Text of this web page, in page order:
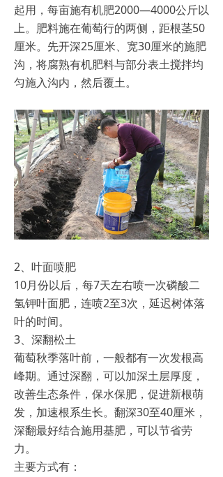
起用，每亩施有机肥2000—4000公斤以
上。肥料施在葡萄行的两侧，距根茎50
厘米。先开深25厘米、宽30厘米的施肥
沟，将腐熟有机肥料与部分表土搅拌均
匀施入沟内，然后覆土。
2、叶面喷肥
10月份以后，每7天左右喷一次磷酸二
氢钾叶面肥，连喷2至3次，延迟树体落
叶的时间。
3、深翻松土
葡萄秋季落叶前，一般都有一次发根高
峰期。通过深翻，可以加深土层厚度，
改善生态条件，保水保肥，促进新根萌
发，加速根系生长。翻深30至40厘米，
深翻最好结合施用基肥，可以节省劳
力。
主要方式有：